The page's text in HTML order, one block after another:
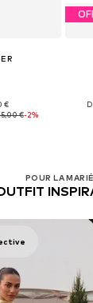
€
€-2%
POUR LA